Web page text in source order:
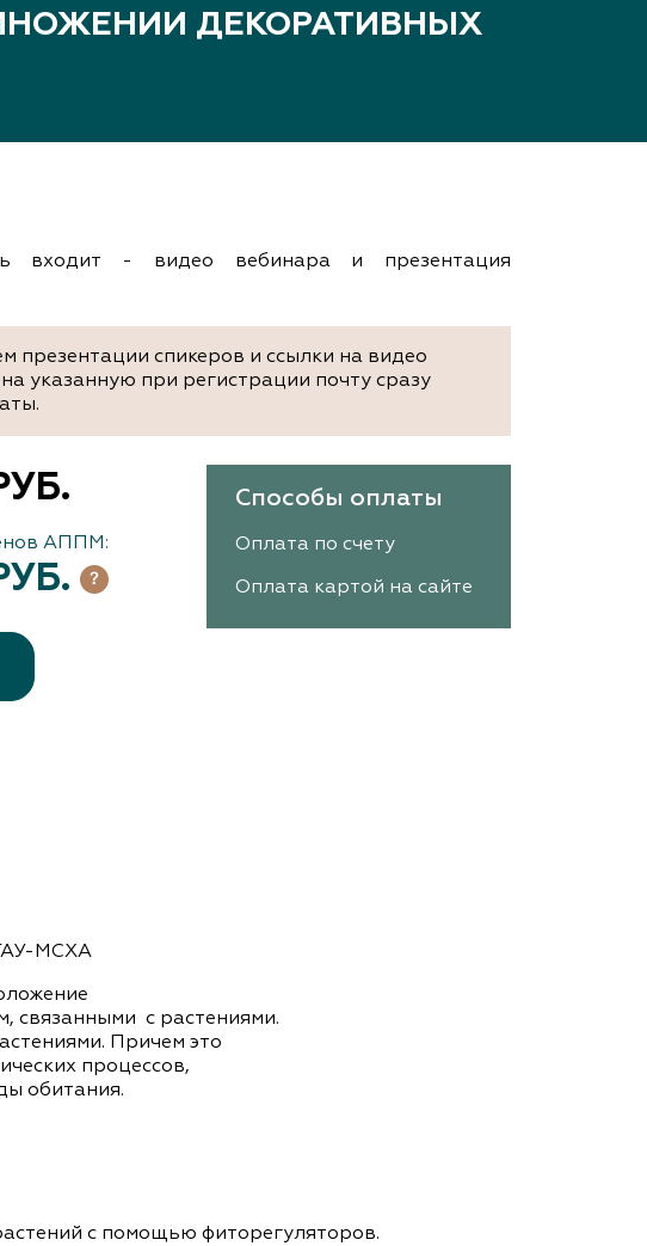
Членам ассоциацииДЕКОРАТИВНЫХ
входит - видео вебинара и презентация
презентации спикеров и ссылки на видео
указанную при регистрации почту сразу
АППМ:
Способы оплаты
Оплата по счету
Оплата картой на сайте
МСХА
связанными с растениями.
Причем это
процессов,
обитания.
с помощью фиторегуляторов.